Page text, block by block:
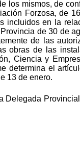
los mismos, de
Forzosa, de
incluidos en la
de 30 de
de las
obras de las
Ciencia y
determina el
13 de enero.
Delegada